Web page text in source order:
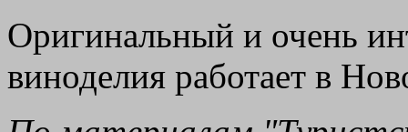
Оригинальный и очень
виноделия работает в